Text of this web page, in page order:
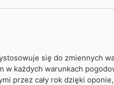
się do zmiennych
w każdych warunkach
przez cały rok dzięki